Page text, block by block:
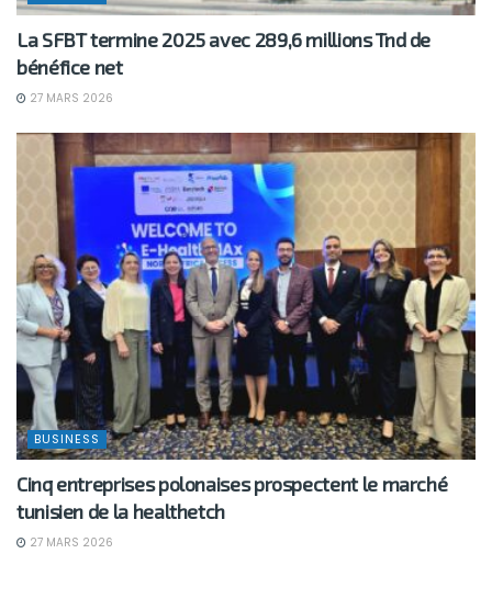
La SFBT termine 2025 avec 289,6 millions Tnd de
bénéfice net
27 MARS 2026
BUSINESS
Cinq entreprises polonaises prospectent le marché
tunisien de la healthetch
27 MARS 2026